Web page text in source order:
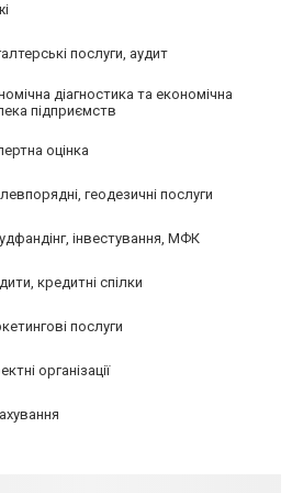
послуги, аудит
діагностика та економічна
підприємств
оцінка
геодезичні послуги
інвестування, МФК
кредитні спілки
послуги
організації